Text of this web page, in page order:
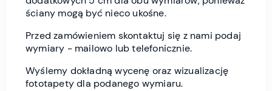
ściany mogą być nieco ukośne.
Przed zamówieniem skontaktuj się z nami podaj
wymiary - mailowo lub telefonicznie.
Wyślemy dokładną wycenę oraz wizualizację
fototapety dla podanego wymiaru.